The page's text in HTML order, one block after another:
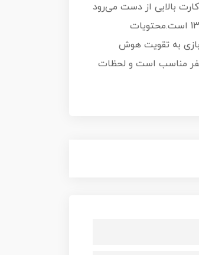
پاسخ نادرست، کارت و کارت بالایی از دست می‌رود
و 2 امتیاز از دست می‌رود. اگر پاسخی وجود نداشته باشد، فقط 1 امتیاز از دست خواهد رفت. هدف نهایی کسب امتیاز نزدیک به 13 است.محتویات
است.دستاوردها:این بازی به تقویت هوش
پردازش اطلاعات و قدرت تداعی کمک می‌کند و حس همکاری را بین بازیکنان افزایش می‌دهد.تعداد بازیکنان:برای 3 تا 7 نفر مناسب است و لحظات